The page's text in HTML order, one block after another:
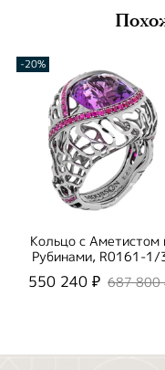
-20%
Кольцо с Аметистом
Рубинами, R0161-1/
550 240 ₽ 687 800